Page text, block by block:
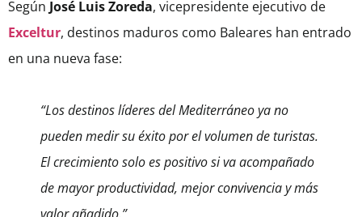
Según José Luis Zoreda, vicepresidente ejecutivo de
Exceltur, destinos maduros como Baleares han entrado
en una nueva fase:
“Los destinos líderes del Mediterráneo ya no
pueden medir su éxito por el volumen de turistas.
El crecimiento solo es positivo si va acompañado
de mayor productividad, mejor convivencia y más